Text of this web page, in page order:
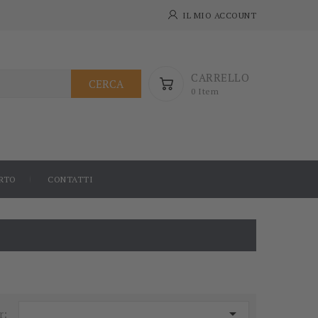
IL MIO ACCOUNT
CARRELLO
0 Item
CERCA
CONTATTI
